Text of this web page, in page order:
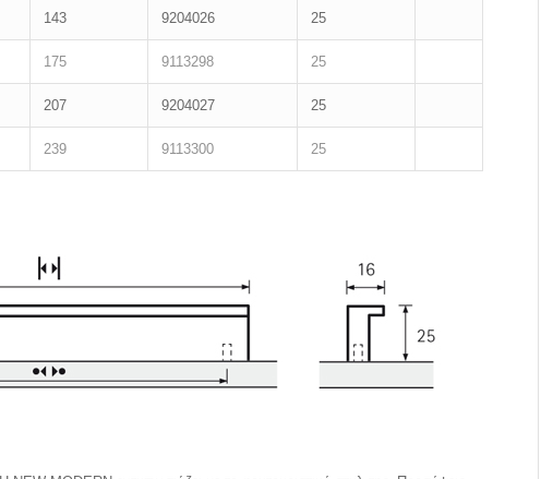
143 9204026 25
175 9113298 25
207 9204027 25
239 9113300 25